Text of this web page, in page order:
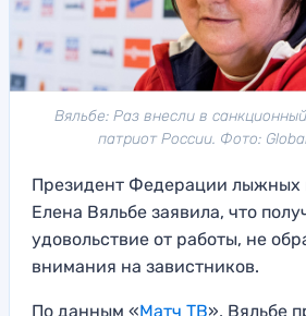
Вяльбе: Раз внесли в
патриот России. Фото:
Президент Федерации лыжных
Елена Вяльбе заявила, что
удовольствие от работы, не
внимания на завистников.
По данным «Матч ТВ», Вяльбе